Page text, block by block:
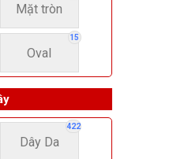
Mặt tròn
15
Oval
422
Dây Da